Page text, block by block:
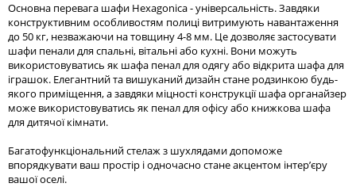
Основна перевага шафи Hexagonica - універсальність. Завдяки
конструктивним особливостям полиці витримують навантаження
до 50 кг, незважаючи на товщину 4-8 мм. Це дозволяє застосувати
шафи пенали для спальні, вітальні або кухні. Вони можуть
використовуватись як шафа пенал для одягу або відкрита шафа для
іграшок. Елегантний та вишуканий дизайн стане родзинкою будь-
якого приміщення, а завдяки міцності конструкції шафа органайзер
може використовуватись як пенал для офісу або книжкова шафа
для дитячої кімнати.
Багатофункціональний стелаж з шухлядами допоможе
впорядкувати ваш простір і одночасно стане акцентом інтер’єру
вашої оселі.